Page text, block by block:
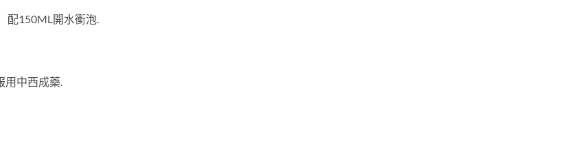
配150ML開水衝泡.
用中西成藥.